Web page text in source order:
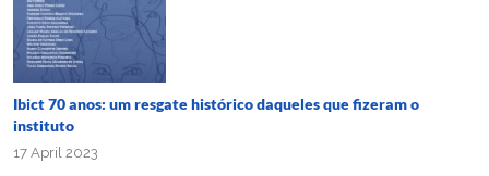
Ibict 70 anos: um resgate histórico daqueles que fizeram o
instituto
17 April 2023